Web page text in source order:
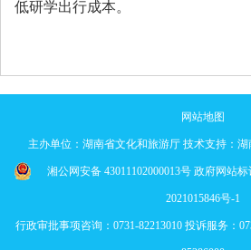
低研学出行成本。
网站地图
主办单位：湖南省文化和旅游厅 技术支持：
湘公网安备 43011102000013号 政府网站标
2021015846号-1
行政审批事项咨询：0731-82213010 投诉服务：